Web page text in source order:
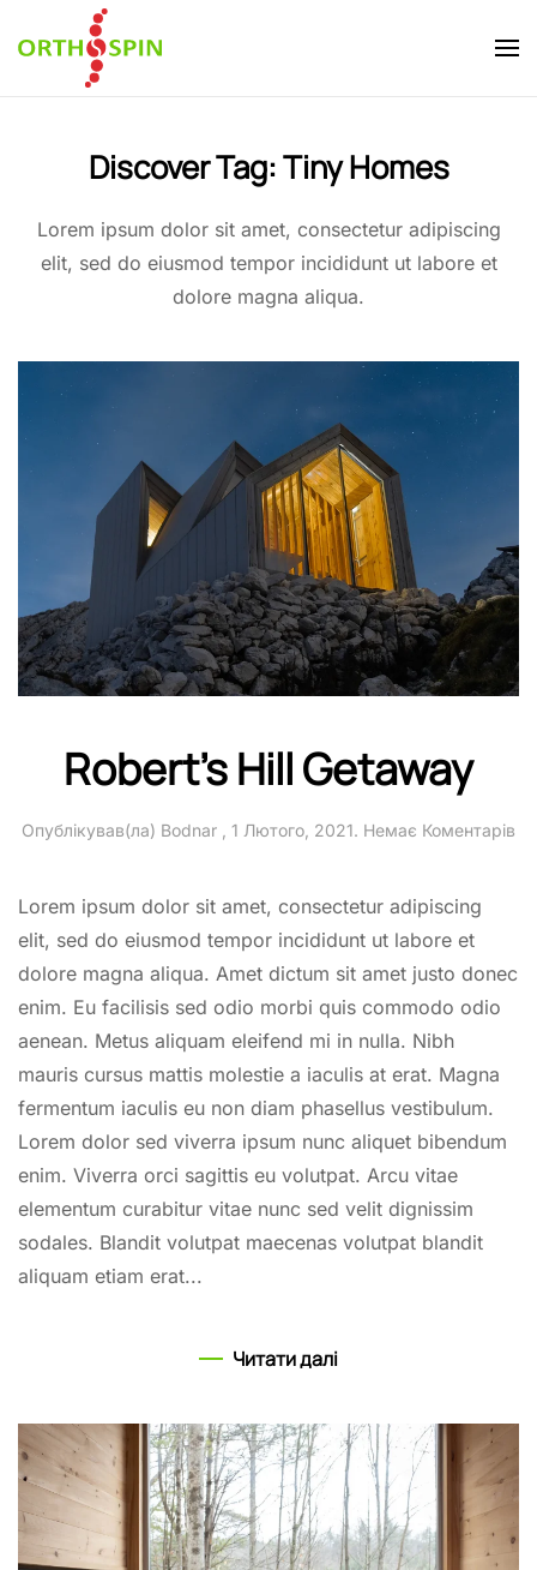
Skip to main content
Discover Tag:Tiny Homes
Lorem ipsum dolor sit amet, consectetur adipiscing
elit, sed do eiusmod tempor incididunt ut labore et
dolore magna aliqua.
Robert’s Hill Getaway
Опублікував(ла) Bodnar 1 Лютого, 2021. Немає Коментарів
Lorem ipsum dolor sit amet, consectetur adipiscing
elit, sed do eiusmod tempor incididunt ut labore et
dolore magna aliqua. Amet dictum sit amet justo donec
enim. Eu facilisis sed odio morbi quis commodo odio
aenean. Metus aliquam eleifend mi in nulla. Nibh
mauris cursus mattis molestie a iaculis at erat. Magna
fermentum iaculis eu non diam phasellus vestibulum.
Lorem dolor sed viverra ipsum nunc aliquet bibendum
enim. Viverra orci sagittis eu volutpat. Arcu vitae
elementum curabitur vitae nunc sed velit dignissim
sodales. Blandit volutpat maecenas volutpat blandit
aliquam etiam erat...
Читати далі